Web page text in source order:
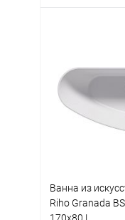
Купить в 1
В избранное
Ванна из
Riho Granada